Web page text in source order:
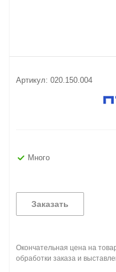
Артикул: 020.150.004
Много
Заказать
Окончательная цена на
обработки заказа и